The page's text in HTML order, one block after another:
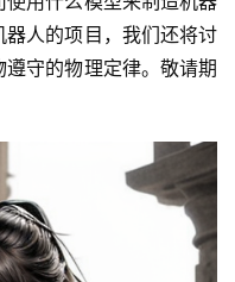
人的项目，我们还将讨
守的物理定律。敬请期